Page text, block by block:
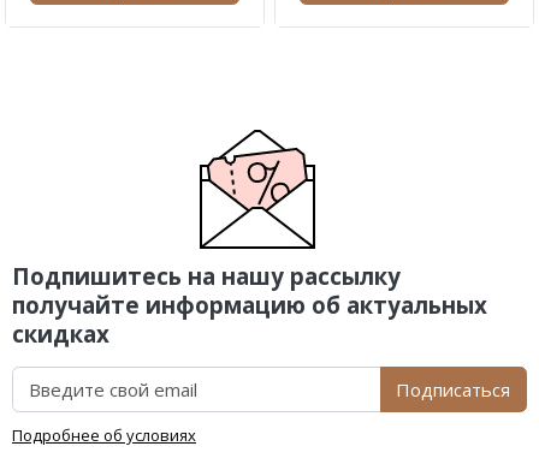
Подпишитесь на нашу рассылку
получайте информацию об актуальных
скидках
Подписаться
Подробнее об условиях